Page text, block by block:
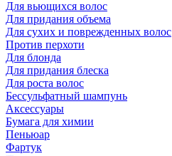
Для вьющихся волос
Для придания объема
Для сухих и поврежденных волос
Против перхоти
Для блонда
Для придания блеска
Для роста волос
Бессульфатный шампунь
Аксессуары
Бумага для химии
Пеньюар
Фартук